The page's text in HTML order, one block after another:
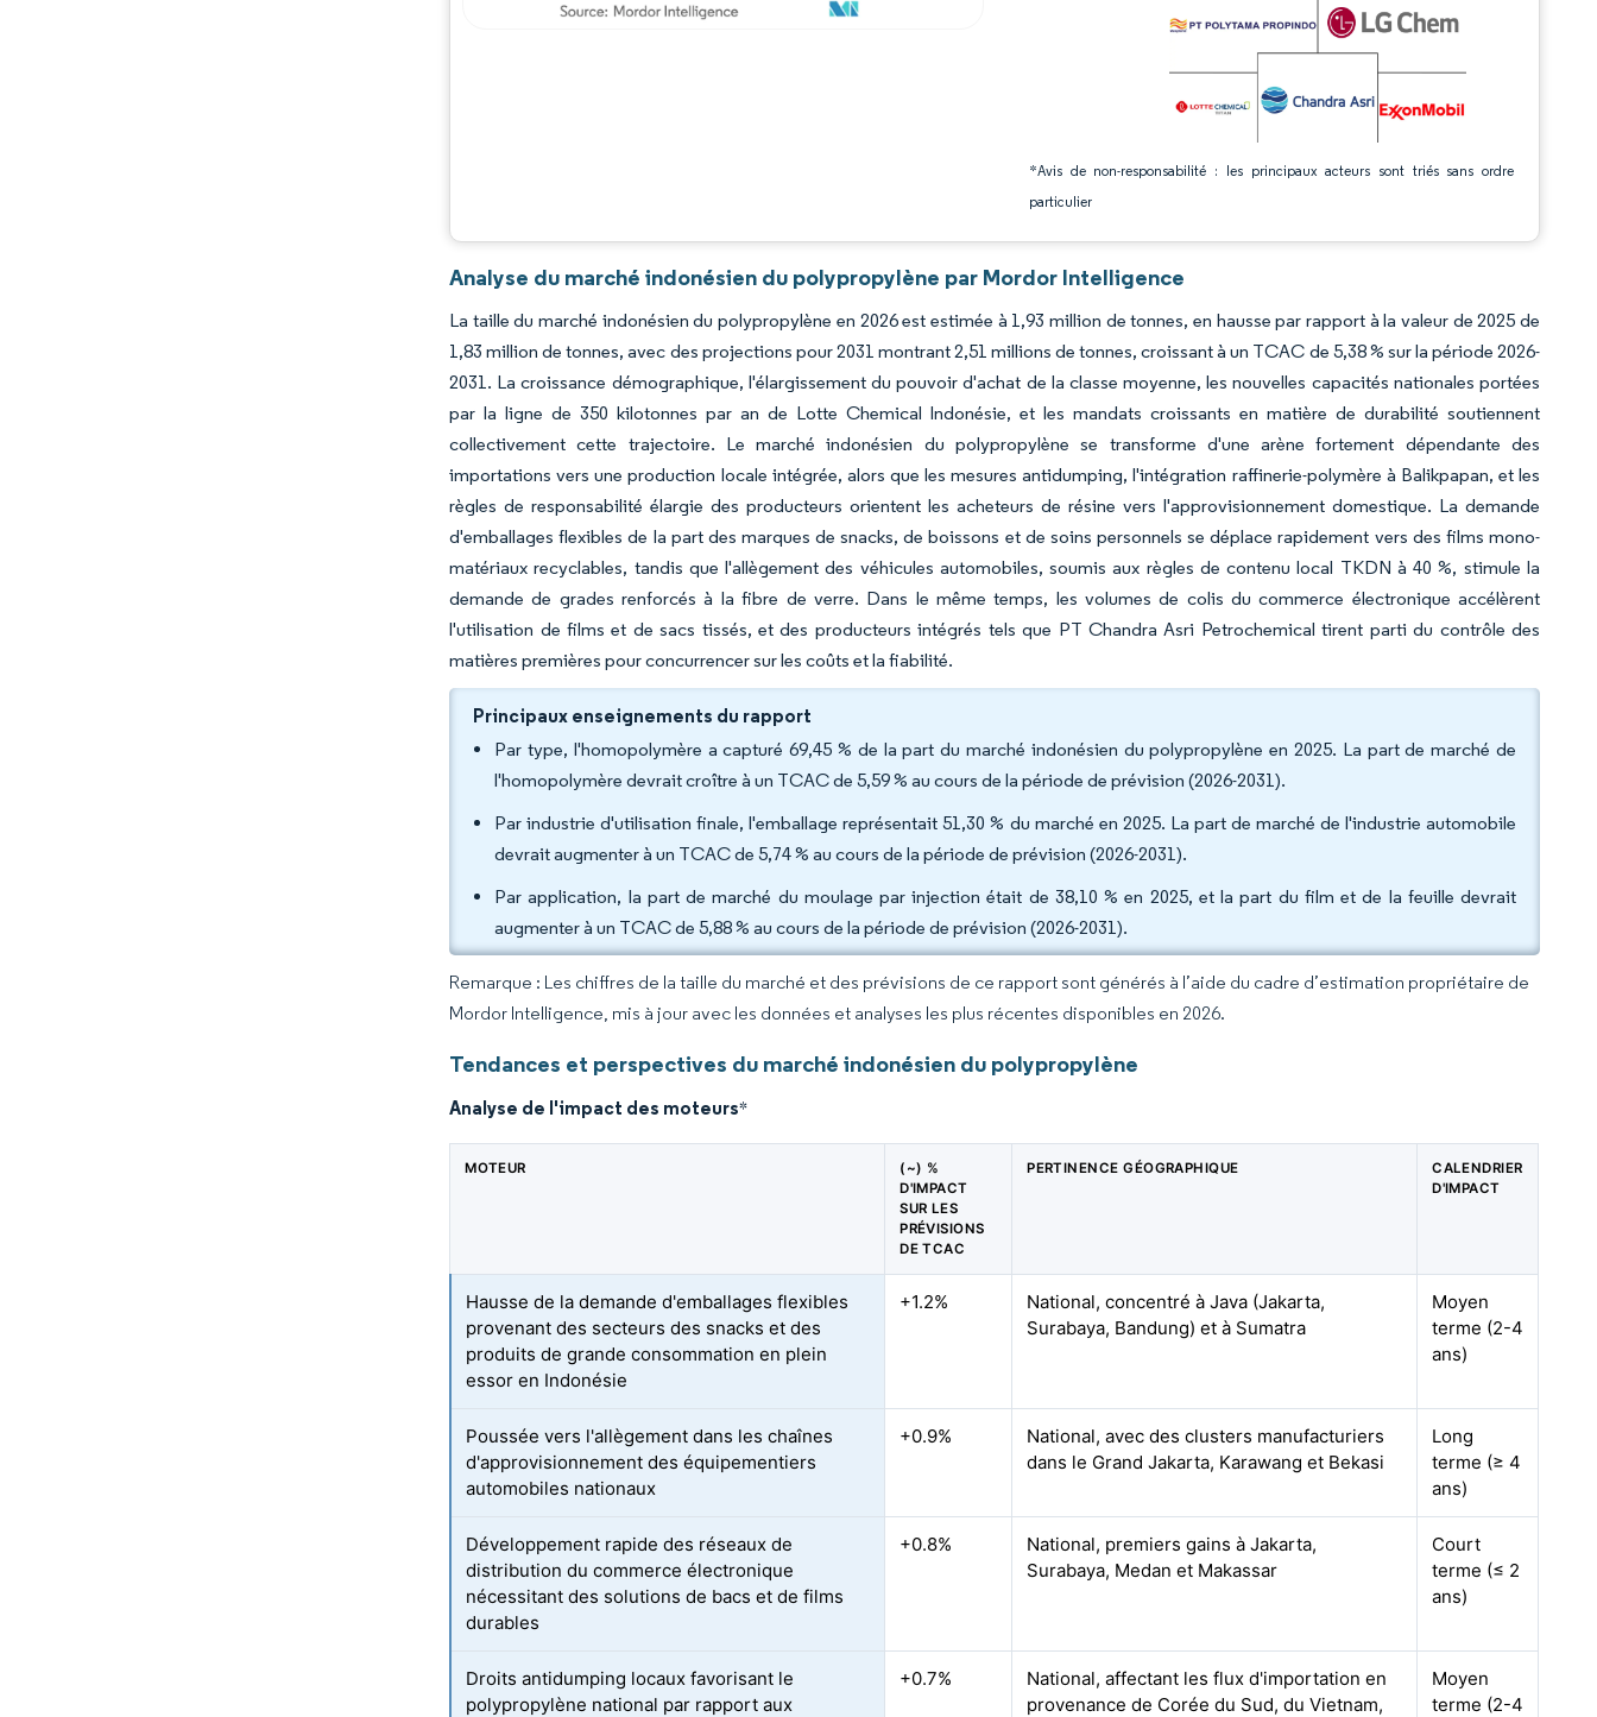
*Avis de non-responsabilité : les principaux acteurs sont triés sans ordre
particulier
Analyse du marché indonésien du polypropylène par Mordor Intelligence
La taille du marché indonésien du polypropylène en 2026 est estimée à 1,93 million de tonnes, en hausse par rapport à la valeur de 2025 de
1,83 million de tonnes, avec des projections pour 2031 montrant 2,51 millions de tonnes, croissant à un TCAC de 5,38 % sur la période 2026-
2031. La croissance démographique, l'élargissement du pouvoir d'achat de la classe moyenne, les nouvelles capacités nationales portées
par la ligne de 350 kilotonnes par an de Lotte Chemical Indonésie, et les mandats croissants en matière de durabilité soutiennent
collectivement cette trajectoire. Le marché indonésien du polypropylène se transforme d'une arène fortement dépendante des
importations vers une production locale intégrée, alors que les mesures antidumping, l'intégration raffinerie-polymère à Balikpapan, et les
règles de responsabilité élargie des producteurs orientent les acheteurs de résine vers l'approvisionnement domestique. La demande
d'emballages flexibles de la part des marques de snacks, de boissons et de soins personnels se déplace rapidement vers des films mono-
matériaux recyclables, tandis que l'allègement des véhicules automobiles, soumis aux règles de contenu local TKDN à 40 %, stimule la
demande de grades renforcés à la fibre de verre. Dans le même temps, les volumes de colis du commerce électronique accélèrent
l'utilisation de films et de sacs tissés, et des producteurs intégrés tels que PT Chandra Asri Petrochemical tirent parti du contrôle des
matières premières pour concurrencer sur les coûts et la fiabilité.
Principaux enseignements du rapport
Par type, l'homopolymère a capturé 69,45 % de la part du marché indonésien du polypropylène en 2025. La part de marché de
l'homopolymère devrait croître à un TCAC de 5,59 % au cours de la période de prévision (2026-2031).
Par industrie d'utilisation finale, l'emballage représentait 51,30 % du marché en 2025. La part de marché de l'industrie automobile
devrait augmenter à un TCAC de 5,74 % au cours de la période de prévision (2026-2031).
Par application, la part de marché du moulage par injection était de 38,10 % en 2025, et la part du film et de la feuille devrait
augmenter à un TCAC de 5,88 % au cours de la période de prévision (2026-2031).
Remarque : Les chiffres de la taille du marché et des prévisions de ce rapport sont générés à l’aide du cadre d’estimation propriétaire de
Mordor Intelligence, mis à jour avec les données et analyses les plus récentes disponibles en 2026.
Tendances et perspectives du marché indonésien du polypropylène
Analyse de l'impact des moteurs*
MOTEUR
(~) %
D'IMPACT
SUR LES
PRÉVISIONS
DE TCAC
PERTINENCE GÉOGRAPHIQUE
CALENDRIER
D'IMPACT
Hausse de la demande d'emballages flexibles
provenant des secteurs des snacks et des
produits de grande consommation en plein
essor en Indonésie
+1.2%
National, concentré à Java (Jakarta,
Surabaya, Bandung) et à Sumatra
Moyen
terme (2-4
ans)
Poussée vers l'allègement dans les chaînes
d'approvisionnement des équipementiers
automobiles nationaux
+0.9%
National, avec des clusters manufacturiers
dans le Grand Jakarta, Karawang et Bekasi
Long
terme (≥ 4
ans)
Développement rapide des réseaux de
distribution du commerce électronique
nécessitant des solutions de bacs et de films
durables
+0.8%
National, premiers gains à Jakarta,
Surabaya, Medan et Makassar
Court
terme (≤ 2
ans)
Droits antidumping locaux favorisant le
polypropylène national par rapport aux
+0.7%
National, affectant les flux d'importation en
provenance de Corée du Sud, du Vietnam,
Moyen
terme (2-4